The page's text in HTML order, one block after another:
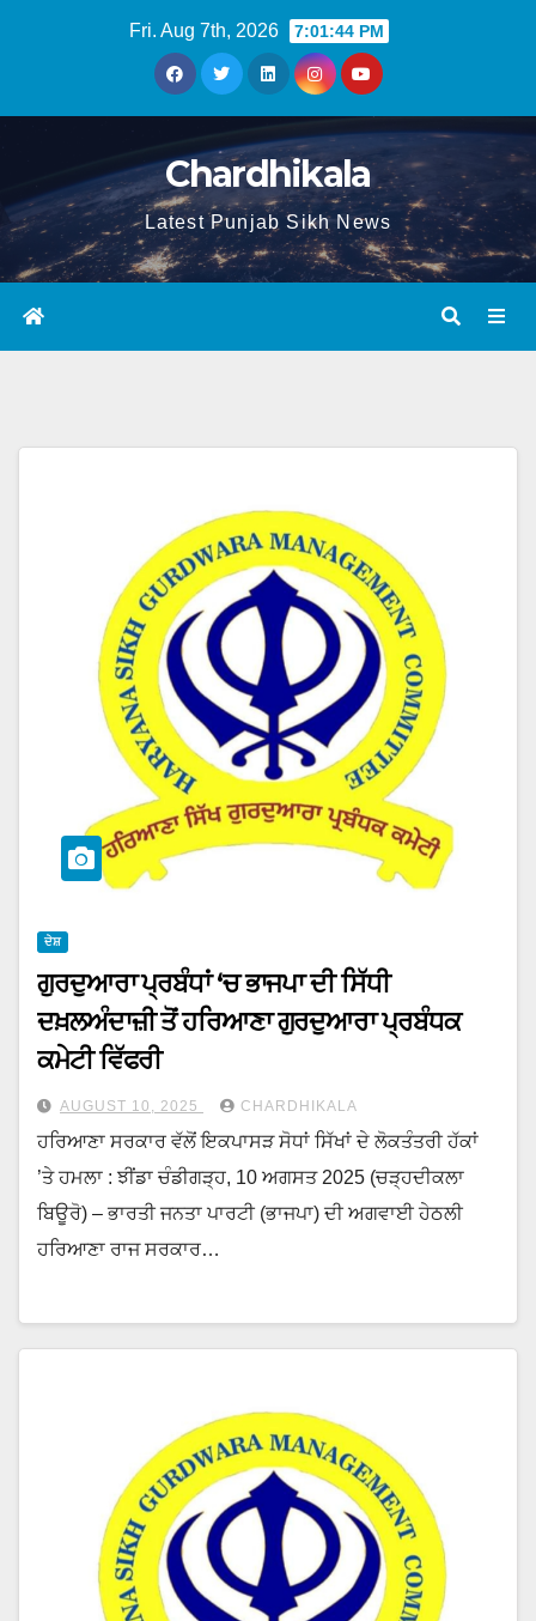
Fri. Aug 7th, 2026 7:01:45 PM
Chardhikala
Latest Punjab Sikh News
ਦੇਸ਼
ਗੁਰਦੁਆਰਾ ਪ੍ਰਬੰਧਾਂ ‘ਚ ਭਾਜਪਾ ਦੀ ਸਿੱਧੀ
ਦਖ਼ਲਅੰਦਾਜ਼ੀ ਤੋਂ ਹਰਿਆਣਾ ਗੁਰਦੁਆਰਾ ਪ੍ਰਬੰਧਕ
ਕਮੇਟੀ ਵਿੱਫਰੀ
AUGUST 10, 2025 CHARDHIKALA
ਹਰਿਆਣਾ ਸਰਕਾਰ ਵੱਲੋਂ ਇਕਪਾਸੜ ਸੋਧਾਂ ਸਿੱਖਾਂ ਦੇ ਲੋਕਤੰਤਰੀ ਹੱਕਾਂ
’ਤੇ ਹਮਲਾ : ਝੀਂਡਾ ਚੰਡੀਗੜ੍ਹ, 10 ਅਗਸਤ 2025 (ਚੜ੍ਹਦੀਕਲਾ
ਬਿਊਰੋ) – ਭਾਰਤੀ ਜਨਤਾ ਪਾਰਟੀ (ਭਾਜਪਾ) ਦੀ ਅਗਵਾਈ ਹੇਠਲੀ
ਹਰਿਆਣਾ ਰਾਜ ਸਰਕਾਰ…